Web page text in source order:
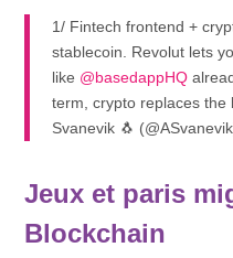
1/ Fintech frontend +
stablecoin. Revolut lets
like @basedappHQ
term, crypto replaces
Svanevik 🐧
Jeux et paris
Blockchain